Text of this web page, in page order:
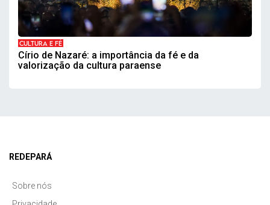
CULTURA E FÉ
Círio de Nazaré: a importância da fé e da
valorização da cultura paraense
REDEPARÁ
Sobre nós